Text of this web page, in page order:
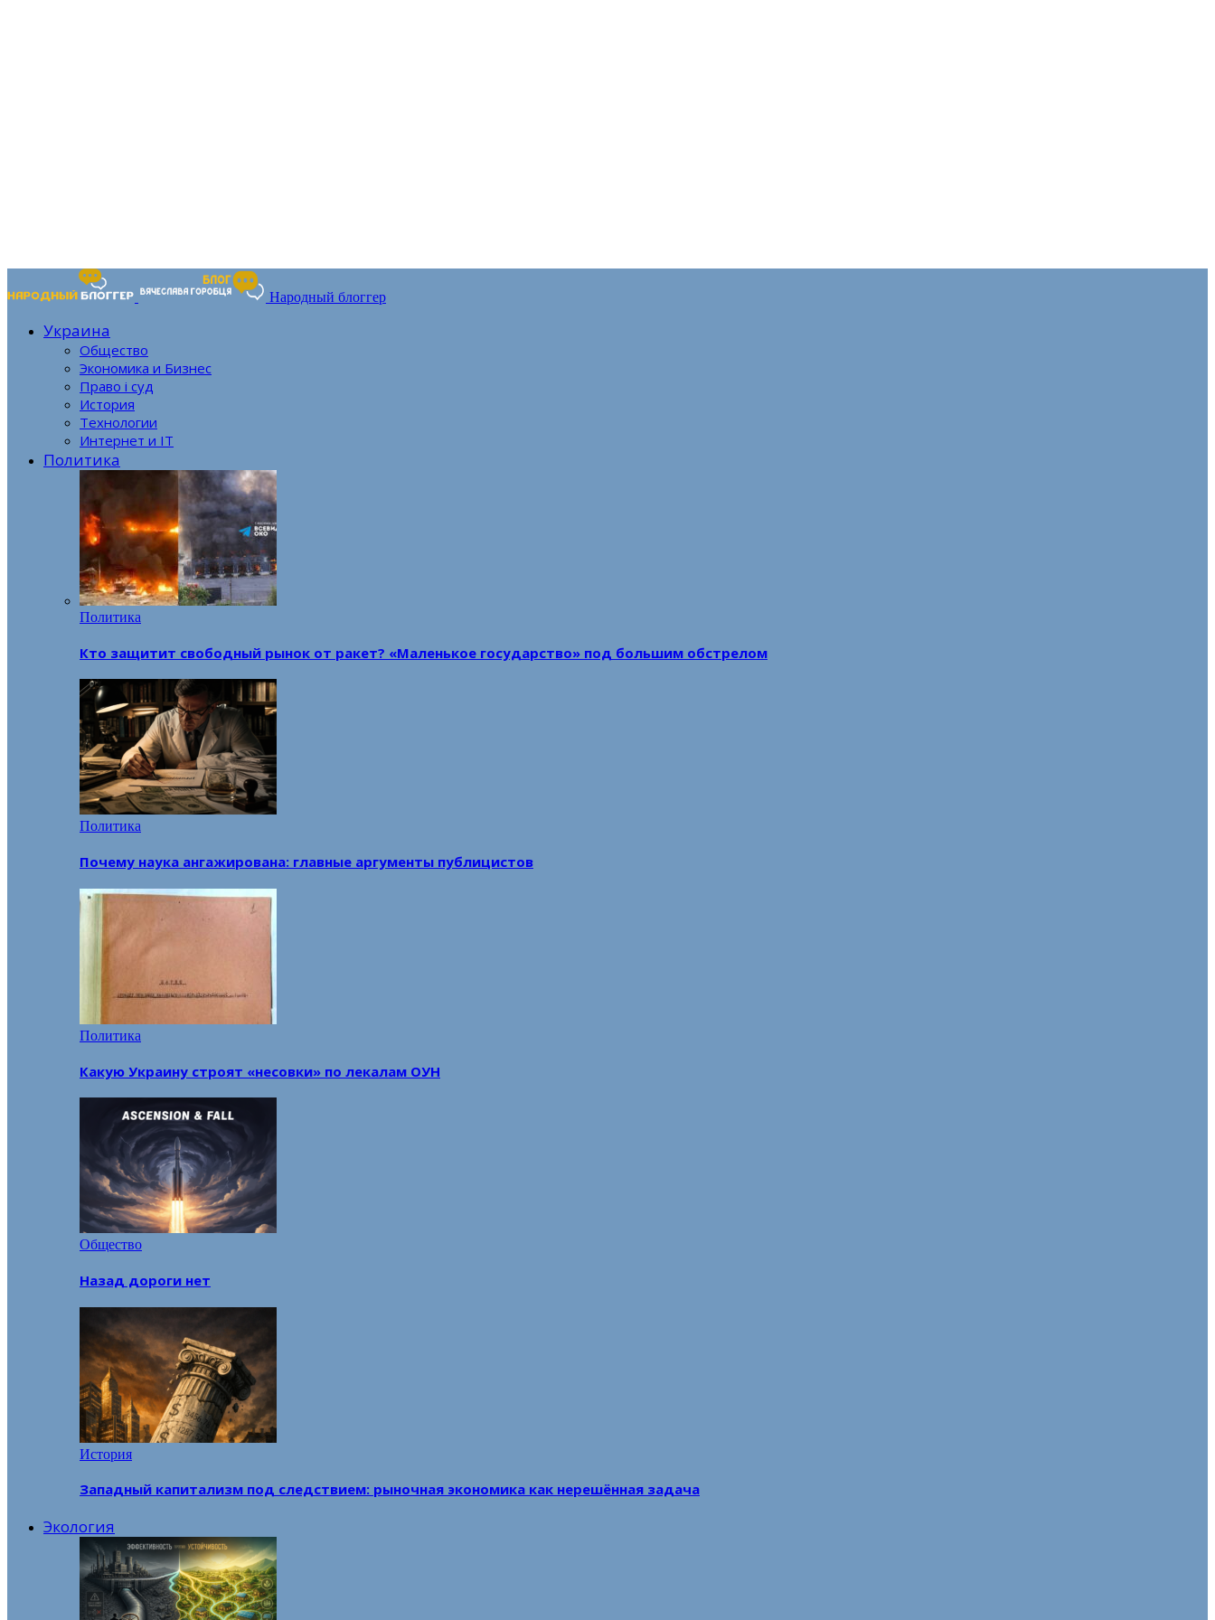
Народный блоггер
Украина
Общество
Экономика и Бизнес
Право і суд
История
Технологии
Интернет и IT
Политика
Политика
Кто защитит свободный рынок от ракет? «Маленькое государство» под большим обстрелом
Политика
Почему наука ангажирована: главные аргументы публицистов
Политика
Какую Украину строят «несовки» по лекалам ОУН
Общество
Назад дороги нет
История
Западный капитализм под следствием: рыночная экономика как нерешённая задача
Экология